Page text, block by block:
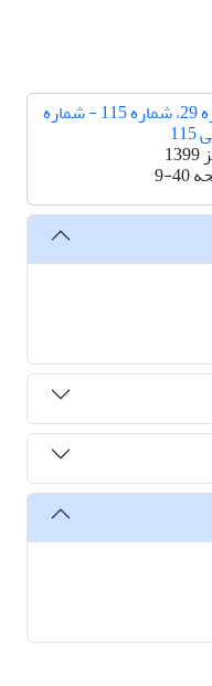
دوره 29، شماره 115 - شماره
9-40